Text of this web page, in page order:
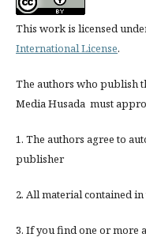
This work is licensed
International License.
The authors who publish
Media Husada must
1. The authors agree to
publisher
2. All material contained
3. If you find one or more